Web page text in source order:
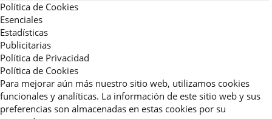
Política de Cookies
Esenciales
Estadísticas
Publicitarias
Política de Privacidad
Política de Cookies
Para mejorar aún más nuestro sitio web, utilizamos cookies
funcionales y analíticas. La información de este sitio web y sus
preferencias son almacenadas en estas cookies por su